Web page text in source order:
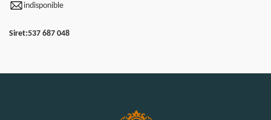
indisponible
Siret:537 687 048